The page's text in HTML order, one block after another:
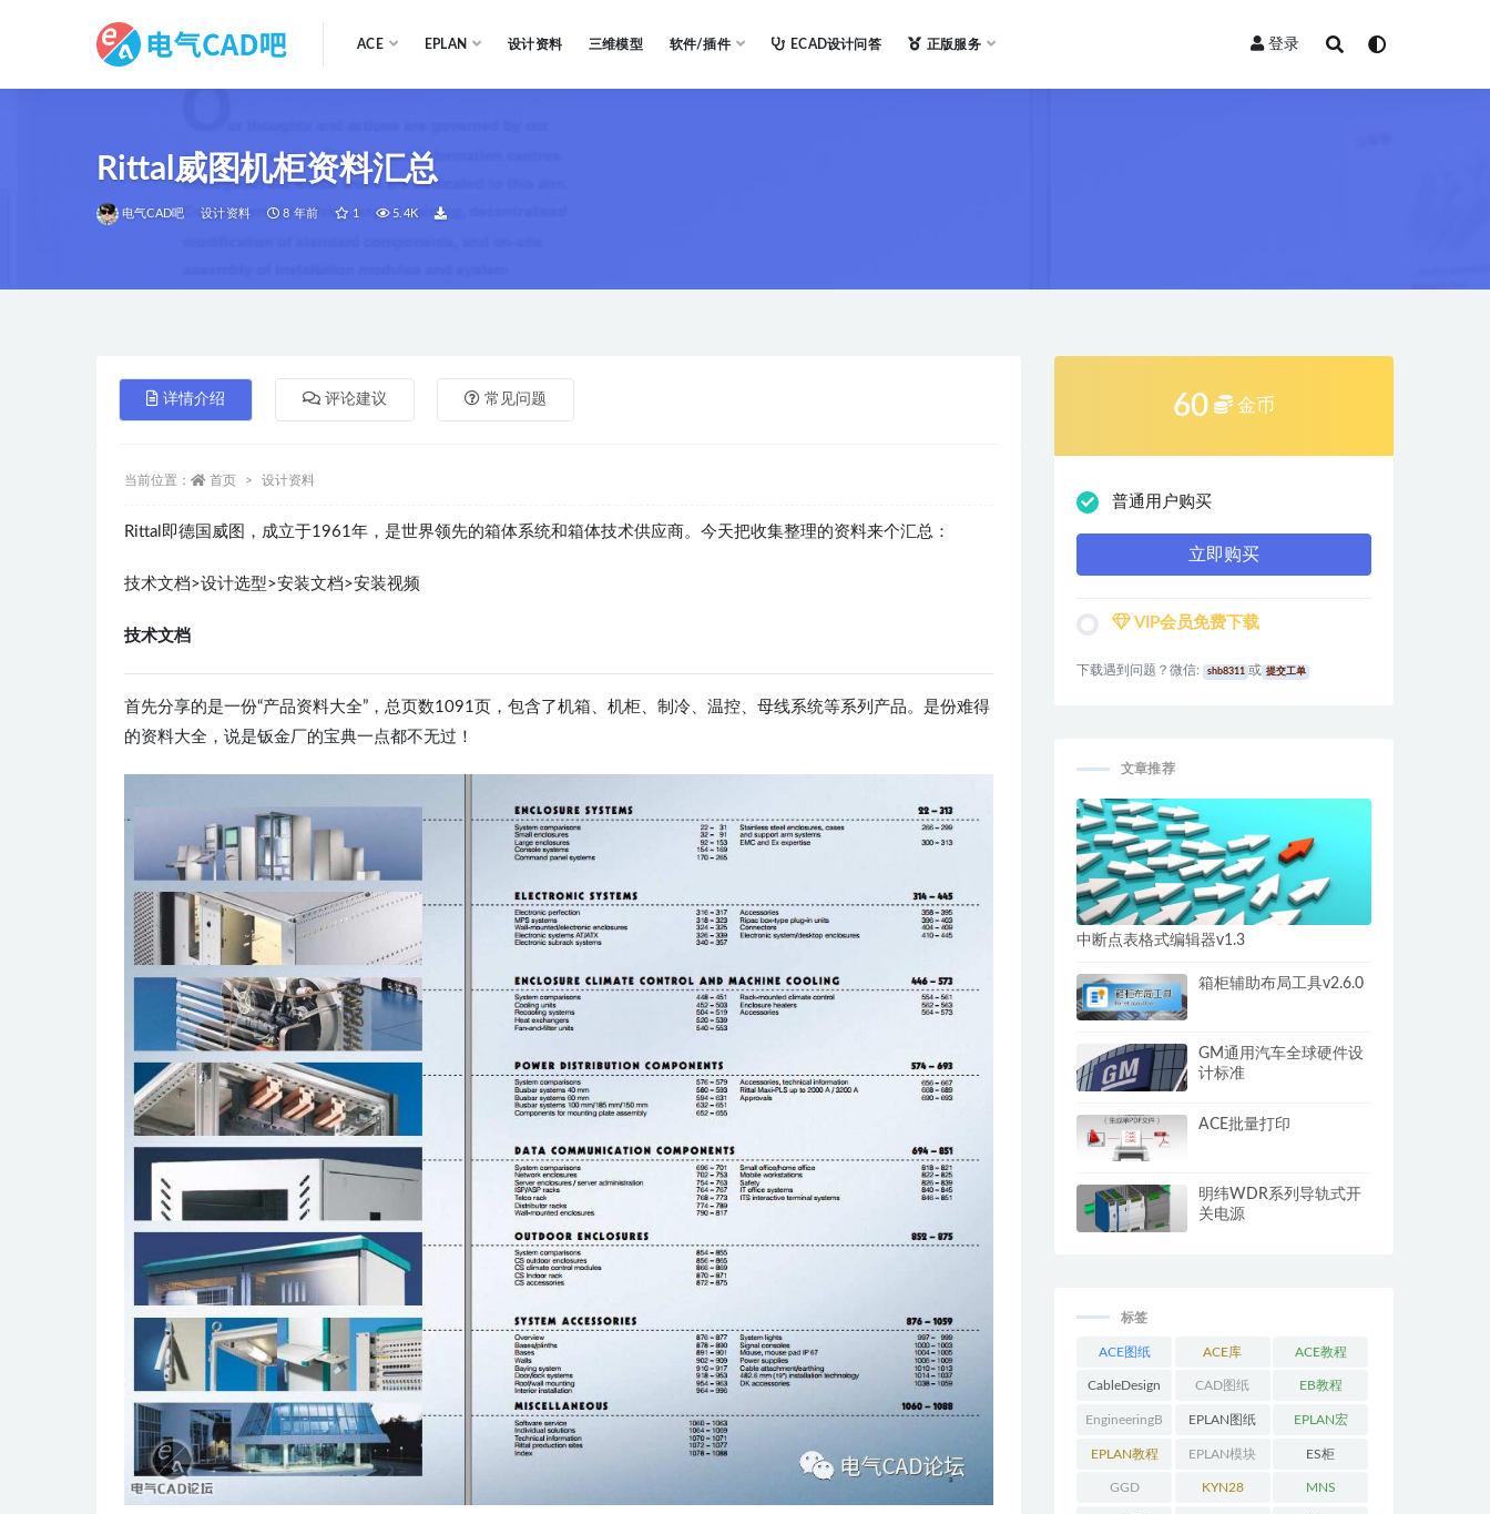
ACE EPLAN 设计资料 三维模型 软件/插件 ECAD设计问答 正版服务 登录
Rittal威图机柜资料汇总
电气CAD吧 设计资料 8 年前 1 5.4K
详情介绍 评论建议 常见问题
当前位置： 首页 设计资料
Rittal即德国威图，成立于1961年，是世界领先的箱体系统和箱体技术供应商。今天把收集整理的资料来个汇总：
技术文档>设计选型>安装文档>安装视频
技术文档
首先分享的是一份“产品资料大全”，总页数1091页，包含了机箱、机柜、制冷、温控、母线系统等系列产品。是份难得
的资料大全，说是钣金厂的宝典一点都不无过！
60 金币
普通用户购买
立即购买
VIP会员免费下载
下载遇到问题？微信: shb8311 或 提交工单
文章推荐
中断点表格式编辑器v1.3
箱柜辅助布局工具v2.6.0
GM通用汽车全球硬件设
计标准
ACE批量打印
明纬WDR系列导轨式开
关电源
标签
ACE图纸 ACE库 ACE教程
CableDesign CAD图纸 EB教程
EngineeringB
ase教程
EPLAN图纸 EPLAN宏
EPLAN教程 EPLAN模块 ES柜
GGD KYN28 MNS